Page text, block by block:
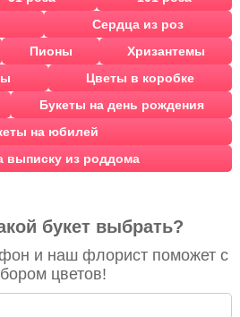
Сердца из роз
Пионы
Хризантемы
Цветы в коробке
Букеты на день рождения
на юбилей
выписку из роддома
букет выбрать?
и наш флорист поможет с
цветов!